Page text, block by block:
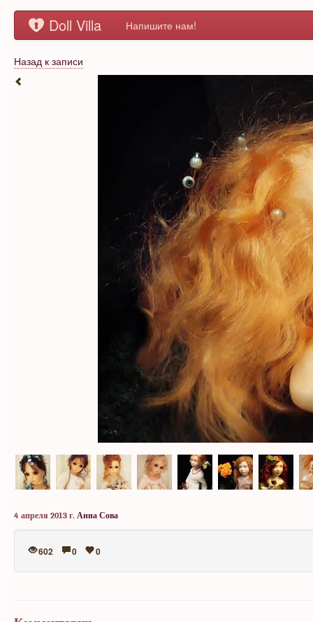
Doll Villa Напишите нам!
Назад к записи
4 апреля 2013 г. Анна Сова
602 0 0